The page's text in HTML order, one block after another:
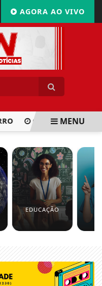
AGORA AO VIVO
CONSUMIDORES
MENU
EDUCAÇÃO